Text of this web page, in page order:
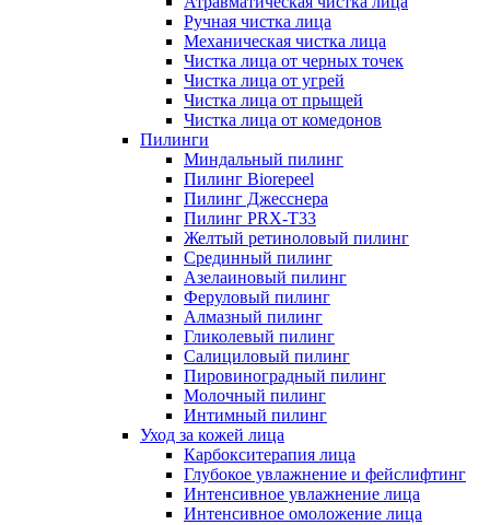
Ручная чистка лица
Механическая чистка лица
Чистка лица от черных точек
Чистка лица от угрей
Чистка лица от прыщей
Чистка лица от комедонов
Пилинги
Миндальный пилинг
Пилинг Biorepeel
Пилинг Джесснера
Пилинг PRX-T33
Желтый ретиноловый пилинг
Срединный пилинг
Азелаиновый пилинг
Феруловый пилинг
Алмазный пилинг
Гликолевый пилинг
Салициловый пилинг
Пировиноградный пилинг
Молочный пилинг
Интимный пилинг
Уход за кожей лица
Карбокситерапия лица
Глубокое увлажнение и фейслифтинг
Интенсивное увлажнение лица
Интенсивное омоложение лица